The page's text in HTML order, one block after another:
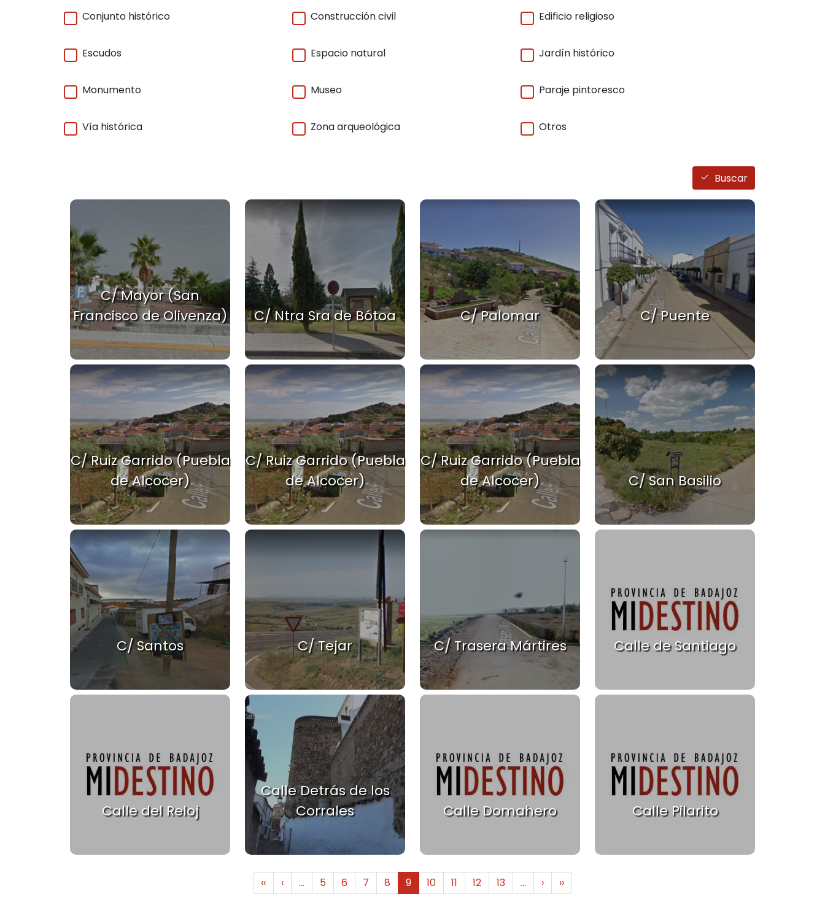
Conjunto histórico Construcción civil Edificio religioso
Escudos Espacio natural Jardín histórico
Monumento Museo Paraje pintoresco
Vía histórica Zona arqueológica Otros
Buscar
C/ Mayor (San
Francisco de Olivenza)
C/ Ntra Sra de Bótoa C/ Palomar C/ Puente
C/ Ruiz Garrido (Puebla
de Alcocer)
C/ Ruiz Garrido (Puebla
de Alcocer)
C/ Ruiz Garrido (Puebla
de Alcocer)
C/ San Basilio
C/ Santos C/ Tejar C/ Trasera Mártires Calle de Santiago
Calle del Reloj
Calle Detrás de los
Corrales
Calle Domahero Calle Pilarito
‹‹Primera página
‹Página anterior
… 5 6 7 8 9 10 11 12 13 … ›Siguiente página
››Última página